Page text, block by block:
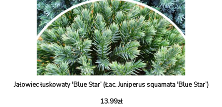
Jałowiec łuskowaty 'Blue Star’ (Łac. Juniperus squamata 'Blue Star’)
13.99zł